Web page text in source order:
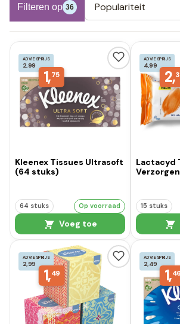
Filteren op 36 Populariteit
ADVIESPRIJS
2,99
1,75
Kleenex Tissues Ultrasoft
(64 stuks)
64 stuks Op voorraad
Voeg toe
ADVIESPRIJS
4,99
2,
Lactacyd
15 stuks
ADVIESPRIJS
2,99
1,49
ADVIESPRIJS
2,49
1,46